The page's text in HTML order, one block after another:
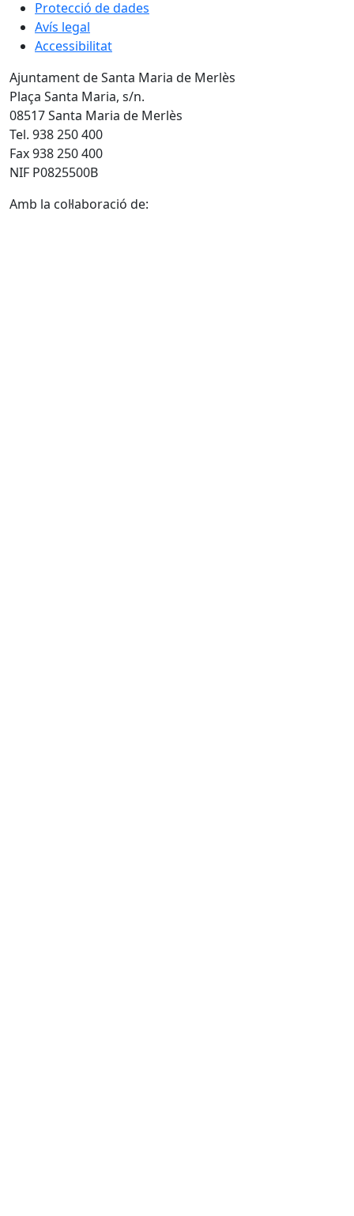
Protecció de dades
Avís legal
Accessibilitat
Ajuntament de Santa Maria de Merlès
Plaça Santa Maria, s/n.
08517 Santa Maria de Merlès
Tel. 938 250 400
Fax 938 250 400
NIF P0825500B
Amb la col·laboració de: